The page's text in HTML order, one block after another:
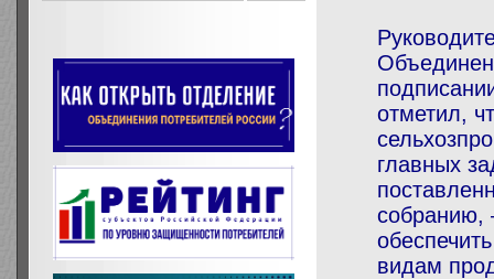
отметил,
главных
собранию,
видам